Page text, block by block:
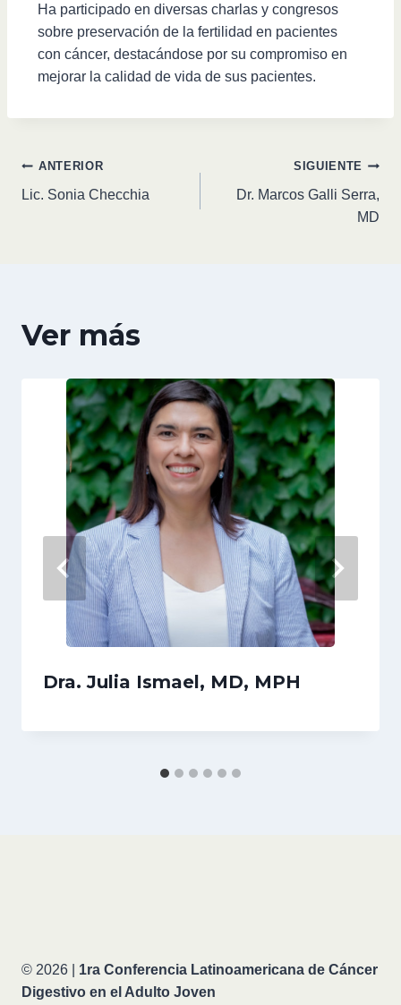
Ha participado en diversas charlas y congresos
sobre preservación de la fertilidad en pacientes
con cáncer, destacándose por su compromiso en
mejorar la calidad de vida de sus pacientes.
ANTERIOR
Lic. Sonia Checchia
SIGUIENTE
Dr. Marcos Galli Serra,
MD
Ver más
Dra. Julia Ismael, MD, MPH
© 2026 | 1ra Conferencia Latinoamericana de Cáncer
Digestivo en el Adulto Joven